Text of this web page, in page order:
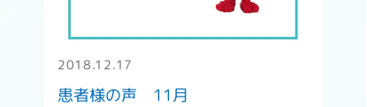
2018.12.17
患者様の声 11月